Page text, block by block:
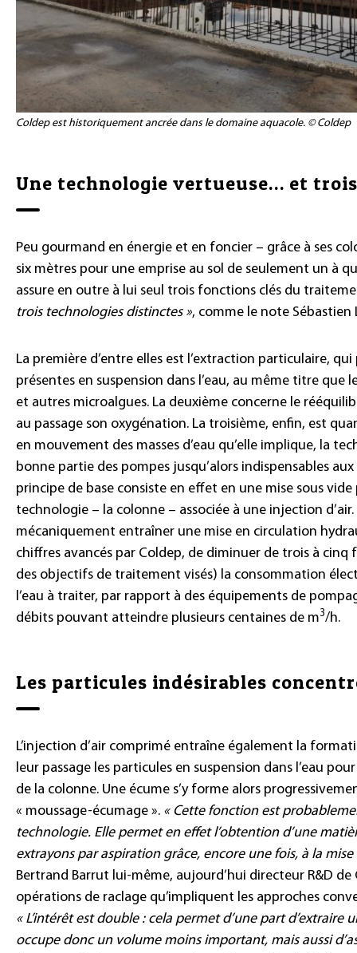
Coldep est historiquement ancrée dans le domaine aquacole. © Coldep
Une technologie vertueuse… et
Peu gourmand en énergie et en foncier – grâce à ses
six mètres pour une emprise au sol de seulement un à
assure en outre à lui seul trois fonctions clés du
trois technologies distinctes », comme le note Sébastien
La première d’entre elles est l’extraction particulaire,
présentes en suspension dans l’eau, au même titre que
et autres microalgues. La deuxième concerne le
au passage son oxygénation. La troisième, enfin, est
en mouvement des masses d’eau qu’elle implique, la
bonne partie des pompes jusqu’alors indispensables
principe de base consiste en effet en une mise sous
technologie – la colonne – associée à une injection
mécaniquement entraîner une mise en circulation
chiffres avancés par Coldep, de diminuer de trois à
des objectifs de traitement visés) la consommation
l’eau à traiter, par rapport à des équipements de
débits pouvant atteindre plusieurs centaines de m3/h.
Les particules indésirables
L’injection d’air comprimé entraîne également la
leur passage les particules en suspension dans l’eau
de la colonne. Une écume s’y forme alors
« moussage-écumage ». « Cette fonction est
technologie. Elle permet en effet l’obtention d’une
extrayons par aspiration grâce, encore une fois, à la
Bertrand Barrut lui-même, aujourd’hui directeur R&D de
opérations de raclage qu’impliquent les approches
« L’intérêt est double : cela permet d’une part
occupe donc un volume moins important, mais aussi